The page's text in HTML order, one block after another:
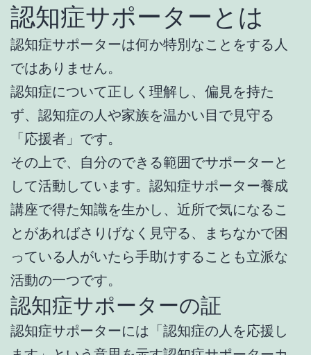
認知症サポーターとは
認知症サポーターは何か特別なことをする人
ではありません。
認知症について正しく理解し、偏見を持た
ず、認知症の人や家族を温かい目で見守る
「応援者」です。
その上で、自分のできる範囲でサポーターと
して活動しています。認知症サポーター養成
講座で得た知識を生かし、近所で気になるこ
とがあればさりげなく見守る、まちなかで困
っている人がいたら手助けすることも立派な
活動の一つです。
認知症サポーターの証
認知症サポーターには「認知症の人を応援し